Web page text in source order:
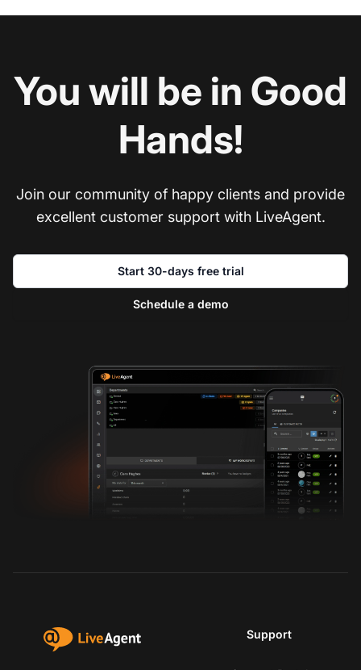
You will be in Good
Hands!
Join our community of happy clients and provide
excellent customer support with LiveAgent.
Start 30-days free trial
Schedule a demo
Support